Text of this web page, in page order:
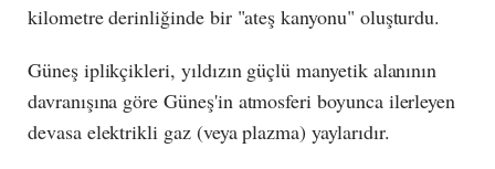
kilometre derinliğinde bir "ateş kanyonu" oluşturdu.
Güneş iplikçikleri, yıldızın güçlü manyetik alanının
davranışına göre Güneş'in atmosferi boyunca ilerleyen
devasa elektrikli gaz (veya plazma) yaylarıdır.